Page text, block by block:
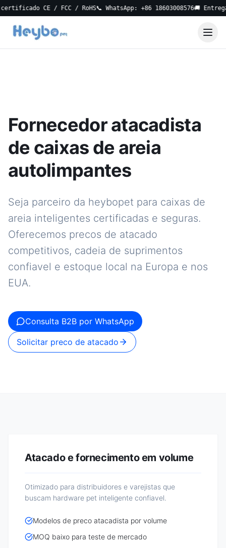
CE / FCC / RoHS 📞 WhatsApp: +86 18603008576🚚 Entrega
Fornecedor atacadista
de caixas de areia
autolimpantes
Seja parceiro da heybopet para caixas de
areia inteligentes certificadas e seguras.
Oferecemos precos de atacado
competitivos, cadeia de suprimentos
confiavel e estoque local na Europa e nos
EUA.
Consulta B2B por WhatsApp
Solicitar preco de atacado
Atacado e fornecimento em volume
Otimizado para distribuidores e varejistas que
buscam hardware pet inteligente confiavel.
Modelos de preco atacadista por volume
MOQ baixo para teste de mercado